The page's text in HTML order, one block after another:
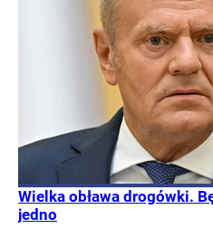
Wielka obława drogówki.
jedno